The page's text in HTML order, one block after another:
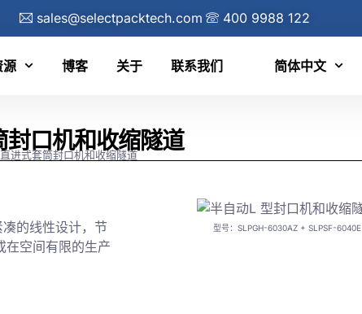
sales@selectpacktech.com 400 9988 122
源 博客 关于 联系我们 简体中文
口机和收缩隧道
进式套筒封口机和收缩隧道
的线性设计，节
在空间有限的生产
型号：SLPGH-6030AZ + SLPSF-6040E